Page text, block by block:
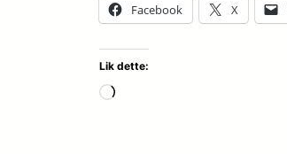
Facebook X
Lik dette:
Laster